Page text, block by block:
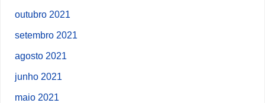
outubro 2021
setembro 2021
agosto 2021
junho 2021
maio 2021